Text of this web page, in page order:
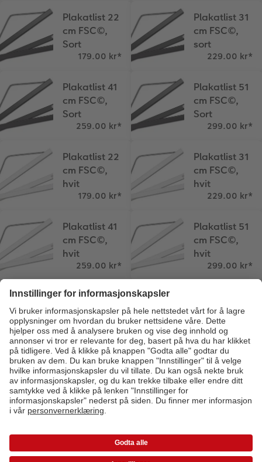
Plakatlist 22
cm FSC©,
Sort
179.00 kr*
Plakatlist 31
cm FSC©,
sort
229.00 kr*
Plakatlist 41
cm FSC©,
Sort
259.00 kr*
Plakatlist 51
cm FSC©,
Sort
299.00 kr*
Plakatlist 22
cm FSC©,
hvit
179.00 kr*
Plakatlist 31
cm FSC©,
hvit
229.00 kr*
Plakatlist 41
cm FSC©,
hvit
259.00 kr*
Plakatlist 51
cm FSC©,
hvit
299.00 kr*
Veggoppheng
- kantbeslag
339.00 kr *
selvklebende
krok
Betalingsmetoder
Kvalitet og sikkerhet